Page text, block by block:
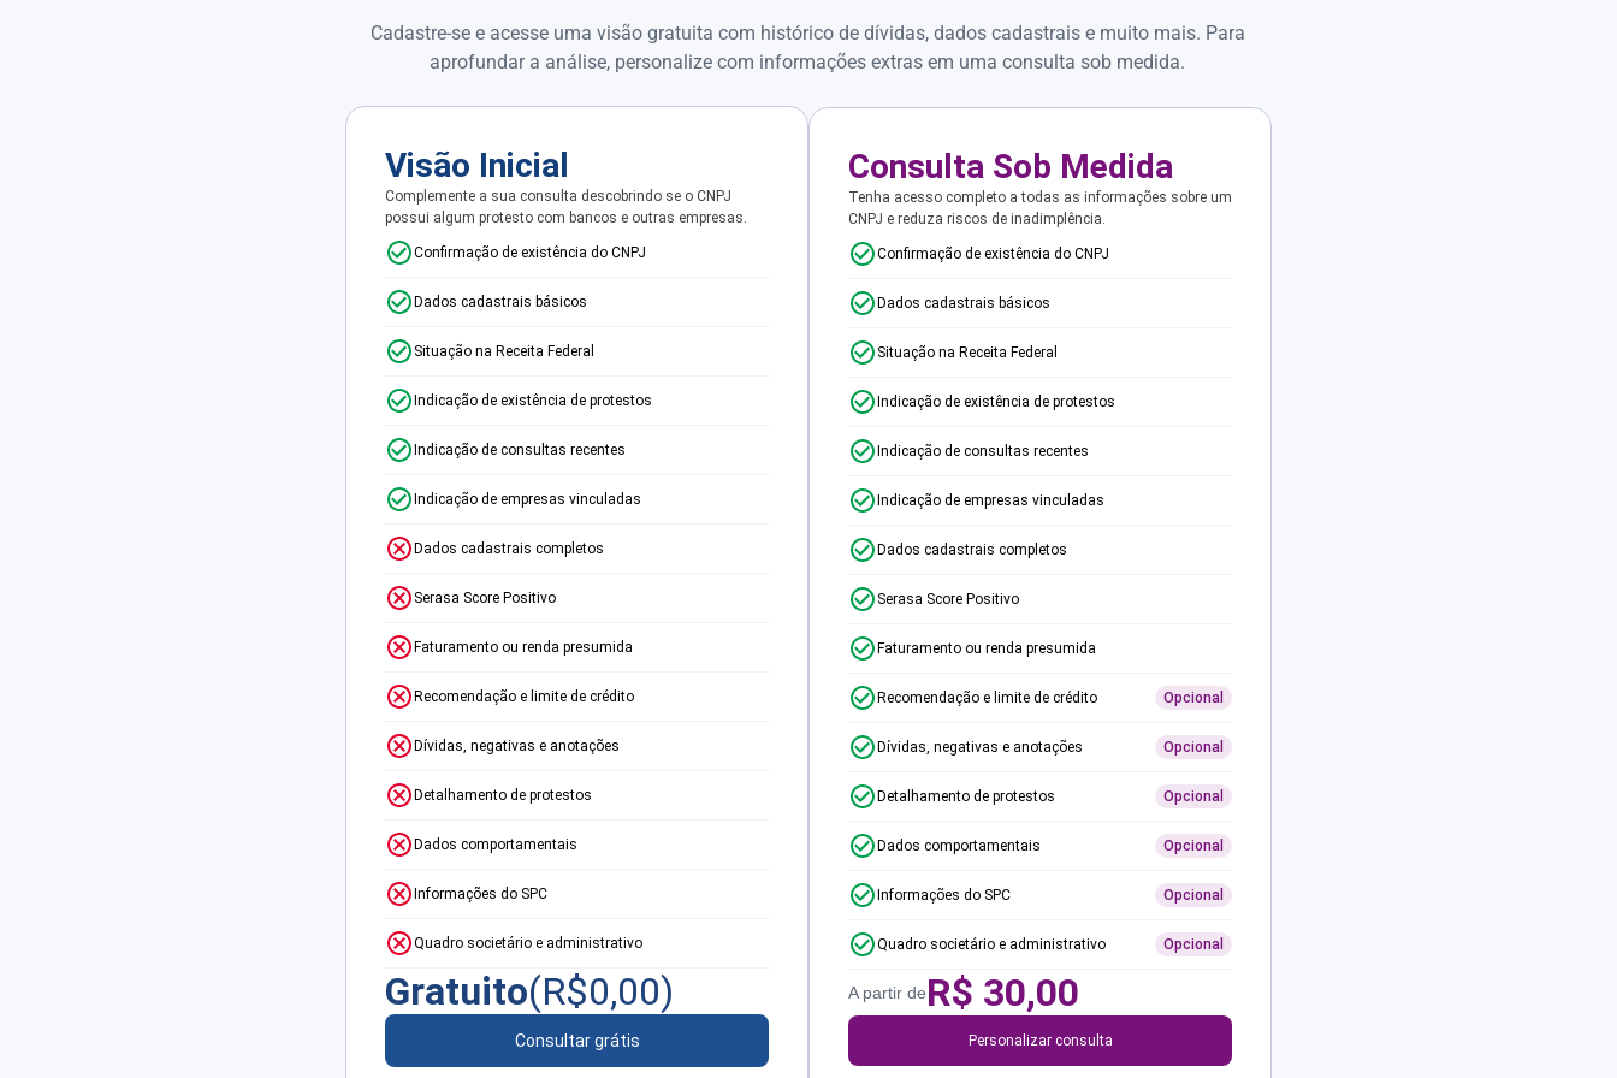
Cadastre-se e acesse uma visão gratuita com histórico de dívidas, dados cadastrais e muito mais. Para
aprofundar a análise, personalize com informações extras em uma consulta sob medida.
Visão Inicial
Complemente a sua consulta descobrindo se o CNPJ
possui algum protesto com bancos e outras empresas.
Confirmação de existência do CNPJ
Dados cadastrais básicos
Situação na Receita Federal
Indicação de existência de protestos
Indicação de consultas recentes
Indicação de empresas vinculadas
Dados cadastrais completos
Serasa Score Positivo
Faturamento ou renda presumida
Recomendação e limite de crédito
Dívidas, negativas e anotações
Detalhamento de protestos
Dados comportamentais
Informações do SPC
Quadro societário e administrativo
Gratuito(R$0,00)
Consultar grátis
Consulta Sob Medida
Tenha acesso completo a todas as informações sobre um
CNPJ e reduza riscos de inadimplência.
Confirmação de existência do CNPJ
Dados cadastrais básicos
Situação na Receita Federal
Indicação de existência de protestos
Indicação de consultas recentes
Indicação de empresas vinculadas
Dados cadastrais completos
Serasa Score Positivo
Faturamento ou renda presumida
Recomendação e limite de crédito Opcional
Dívidas, negativas e anotações Opcional
Detalhamento de protestos Opcional
Dados comportamentais Opcional
Informações do SPC Opcional
Quadro societário e administrativo Opcional
A partir deR$ 30,00
Personalizar consulta